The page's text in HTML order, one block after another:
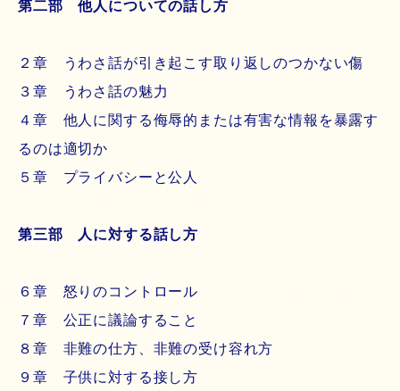
第二部 他人についての話し方
２章 うわさ話が引き起こす取り返しのつかない傷
３章 うわさ話の魅力
４章 他人に関する侮辱的または有害な情報を暴露す
るのは適切か
５章 プライバシーと公人
第三部 人に対する話し方
６章 怒りのコントロール
７章 公正に議論すること
８章 非難の仕方、非難の受け容れ方
９章 子供に対する接し方